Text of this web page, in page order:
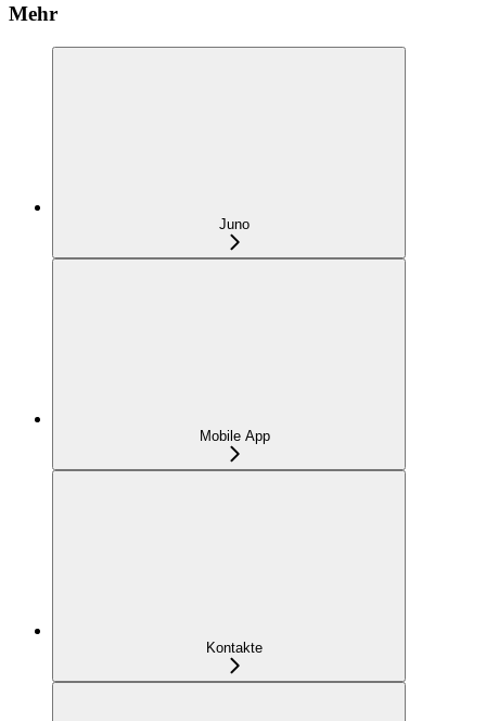
Mehr
Juno
Mobile App
Kontakte